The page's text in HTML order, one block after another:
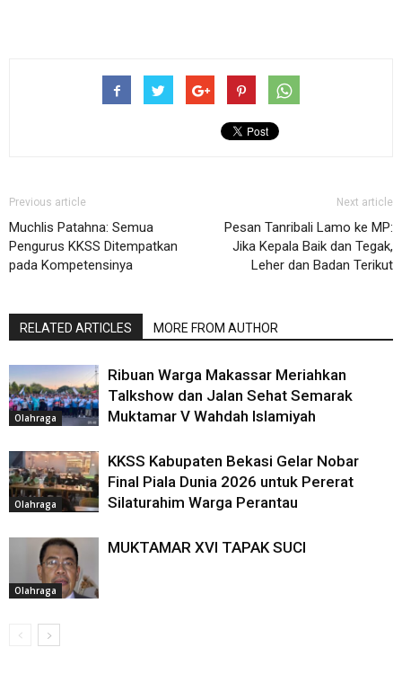
Previous article
Muchlis Patahna: Semua
Pengurus KKSS Ditempatkan
pada Kompetensinya
Next article
Pesan Tanribali Lamo ke MP:
Jika Kepala Baik dan Tegak,
Leher dan Badan Terikut
RELATED ARTICLES MORE FROM AUTHOR
Olahraga
Ribuan Warga Makassar Meriahkan
Talkshow dan Jalan Sehat Semarak
Muktamar V Wahdah Islamiyah
Olahraga
KKSS Kabupaten Bekasi Gelar Nobar
Final Piala Dunia 2026 untuk Pererat
Silaturahim Warga Perantau
Olahraga
MUKTAMAR XVI TAPAK SUCI